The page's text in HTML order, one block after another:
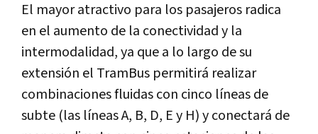
El mayor atractivo para los pasajeros radica
en el aumento de la conectividad y la
intermodalidad, ya que a lo largo de su
extensión el TramBus permitirá realizar
combinaciones fluidas con cinco líneas de
subte (las líneas A, B, D, E y H) y conectará de